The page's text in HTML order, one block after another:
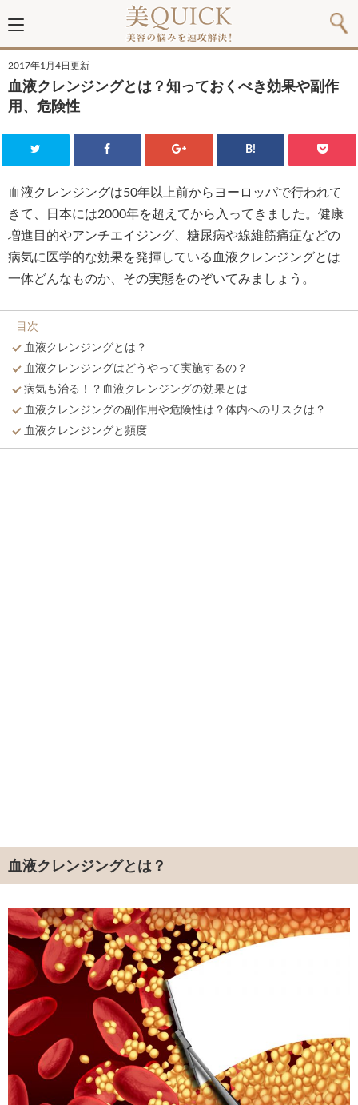
2017年1月4日更新
血液クレンジングとは？知っておくべき効果や副作
用、危険性
B!
血液クレンジングは50年以上前からヨーロッパで行われて
きて、日本には2000年を超えてから入ってきました。健康
増進目的やアンチエイジング、糖尿病や線維筋痛症などの
病気に医学的な効果を発揮している血液クレンジングとは
一体どんなものか、その実態をのぞいてみましょう。
目次
血液クレンジングとは？
血液クレンジングはどうやって実施するの？
病気も治る！？血液クレンジングの効果とは
血液クレンジングの副作用や危険性は？体内へのリスクは？
血液クレンジングと頻度
血液クレンジングとは？